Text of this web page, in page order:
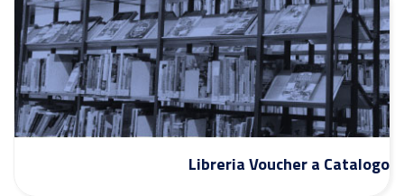
Libreria Voucher a Catalogo